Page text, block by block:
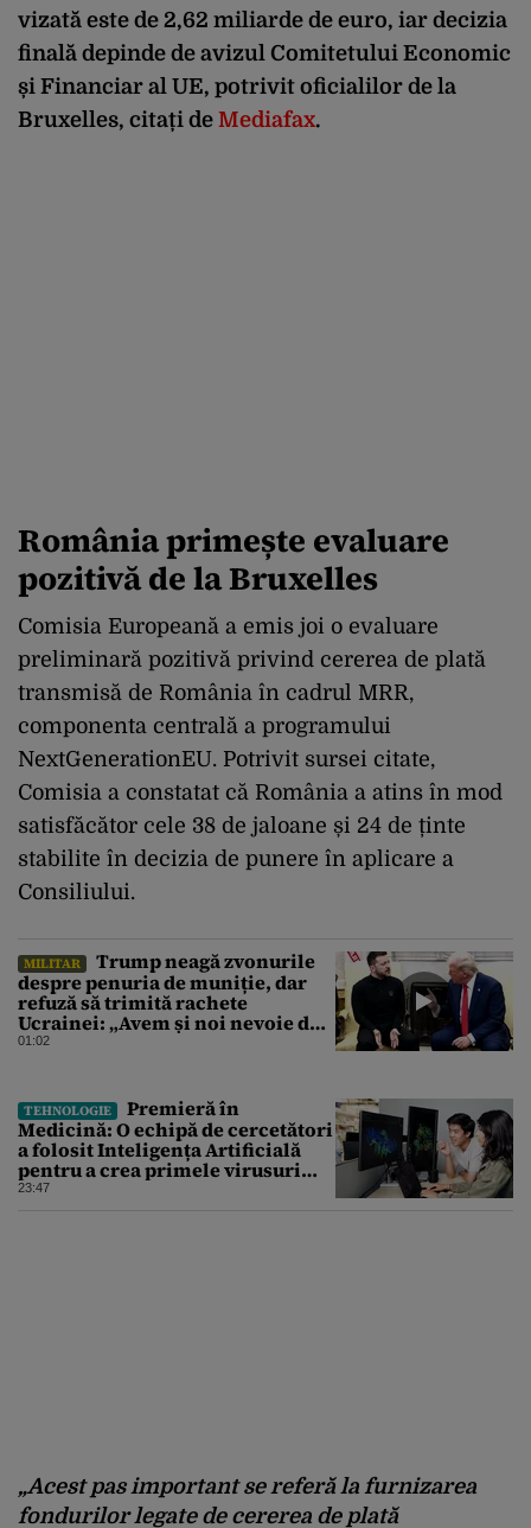
vizată este de 2,62 miliarde de euro, iar decizia
finală depinde de avizul Comitetului Economic
și Financiar al UE, potrivit oficialilor de la
Bruxelles, citați de Mediafax.
România primește evaluare
pozitivă de la Bruxelles
Comisia Europeană a emis joi o evaluare
preliminară pozitivă privind cererea de plată
transmisă de România în cadrul MRR,
componenta centrală a programului
NextGenerationEU. Potrivit sursei citate,
Comisia a constatat că România a atins în mod
satisfăcător cele 38 de jaloane și 24 de ținte
stabilite în decizia de punere în aplicare a
Consiliului.
MILITAR
Trump neagă zvonurile
despre penuria de muniție, dar
refuză să trimită rachete
Ucrainei: „Avem și noi nevoie de
rachete”
01:02
TEHNOLOGIE
Premieră în
Medicină: O echipă de cercetători
a folosit Inteligența Artificială
pentru a crea primele virusuri
sintetice la tratarea de E.coli
23:47
„Acest pas important se referă la furnizarea
fondurilor legate de cererea de plată